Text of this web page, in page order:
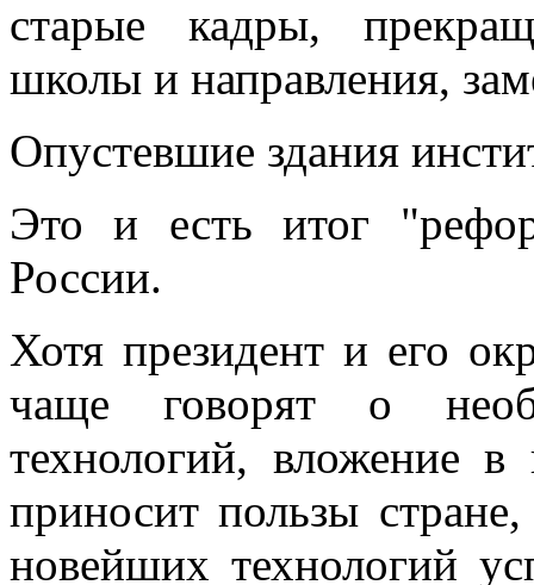
старые кадры,
школы и направления,
Опустевшие здания
Это и есть итог
России.
Хотя президент и его
чаще говорят о
технологий, вложение
приносит пользы
новейших технологий